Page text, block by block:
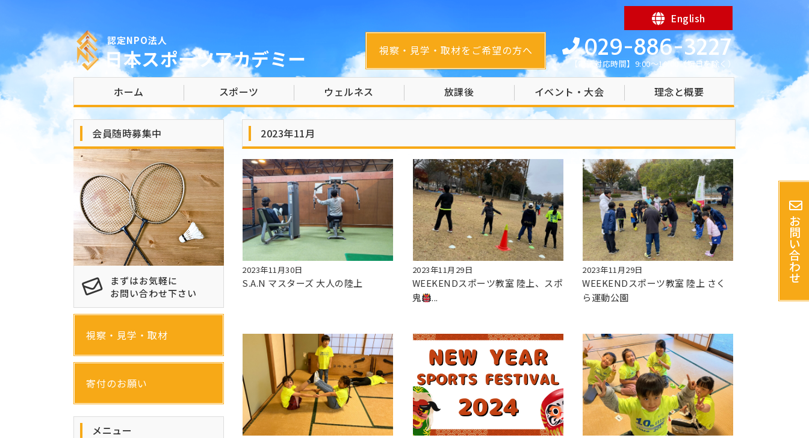
認定NPO法人
日本スポーツアカデミー 視察・見学・取材をご希望の方へ 029-886-3227
【電話対応時間】9:00～19:00（祝日を除く）
English
ホーム スポーツ ウェルネス 放課後 イベント・大会 理念と概要
お
問
い
合
わ
せ
2023年11月
2023年11月30日
S.A.N マスターズ 大人の陸上
2023年11月29日
WEEKENDスポーツ教室 陸上、スポ
鬼
...
2023年11月29日
WEEKENDスポーツ教室 陸上 さく
ら運動公園
会員随時募集中
まずはお気軽に
お問い合わせ下さい
視察・見学・取材
寄付のお願い
メニュー